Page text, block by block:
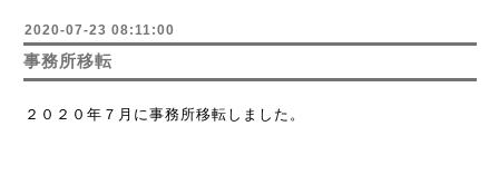
2020-07-23 08:11:00
事務所移転
２０２０年７月に事務所移転しました。